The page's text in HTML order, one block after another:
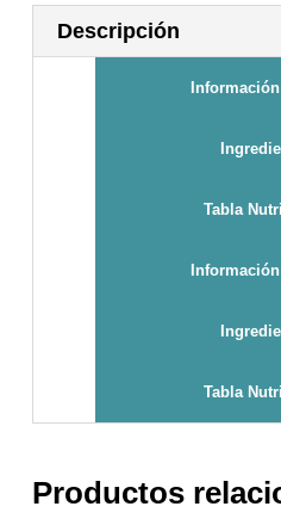
cantidad
Descripción
Tabla
Tabla
Productos